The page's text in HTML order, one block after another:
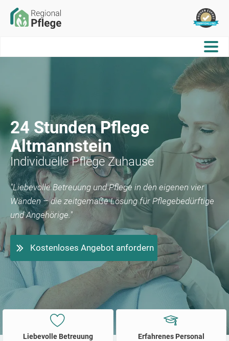
24 Stunden Pflege
Altmannstein
Individuelle Pflege Zuhause
"Liebevolle Betreuung und Pflege in den eigenen vier
Wänden – die zeitgemäße Lösung für Pflegebedürftige
und Angehörige."
Kostenloses Angebot anfordern
Liebevolle Betreuung Erfahrenes Personal